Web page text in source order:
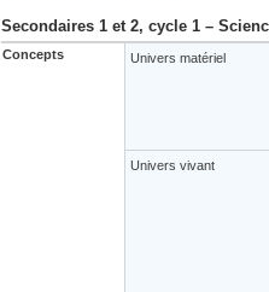
Secondaires 1 et 2, cycle 1 –
Concepts Univers matériel
Univers vivant